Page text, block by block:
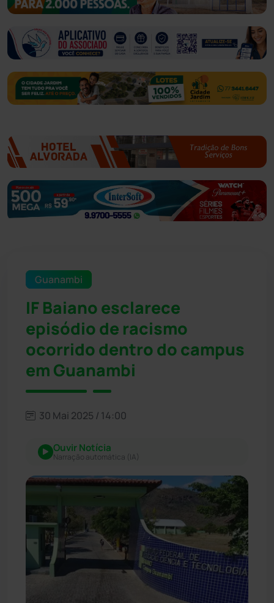
Guanambi
IF Baiano esclarece
episódio de racismo
ocorrido dentro do campus
em Guanambi
30 Mai 2025 / 14:00
Ouvir Notícia
Narração automática (IA)